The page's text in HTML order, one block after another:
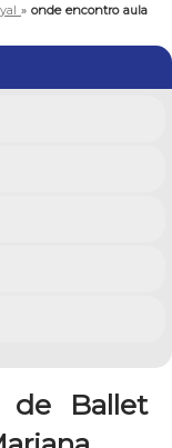
» onde encontro aula
de Ballet